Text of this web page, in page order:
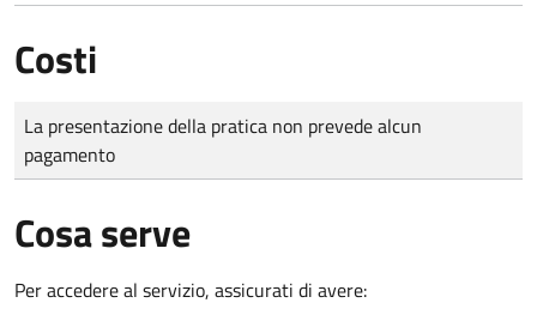
Costi
Tipo di pagamento
Importo
La presentazione della pratica non prevede alcun
pagamento
Cosa serve
Per accedere al servizio, assicurati di avere: